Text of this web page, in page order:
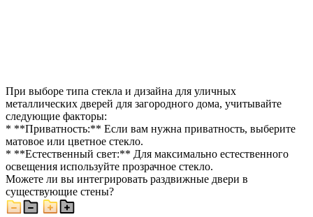
При выборе типа стекла и дизайна для уличных
металлических дверей для загородного дома, учитывайте
следующие факторы:
* **Приватность:** Если вам нужна приватность, выберите
матовое или цветное стекло.
* **Естественный свет:** Для максимально естественного
освещения используйте прозрачное стекло.
Можете ли вы интегрировать раздвижные двери в
существующие стены?